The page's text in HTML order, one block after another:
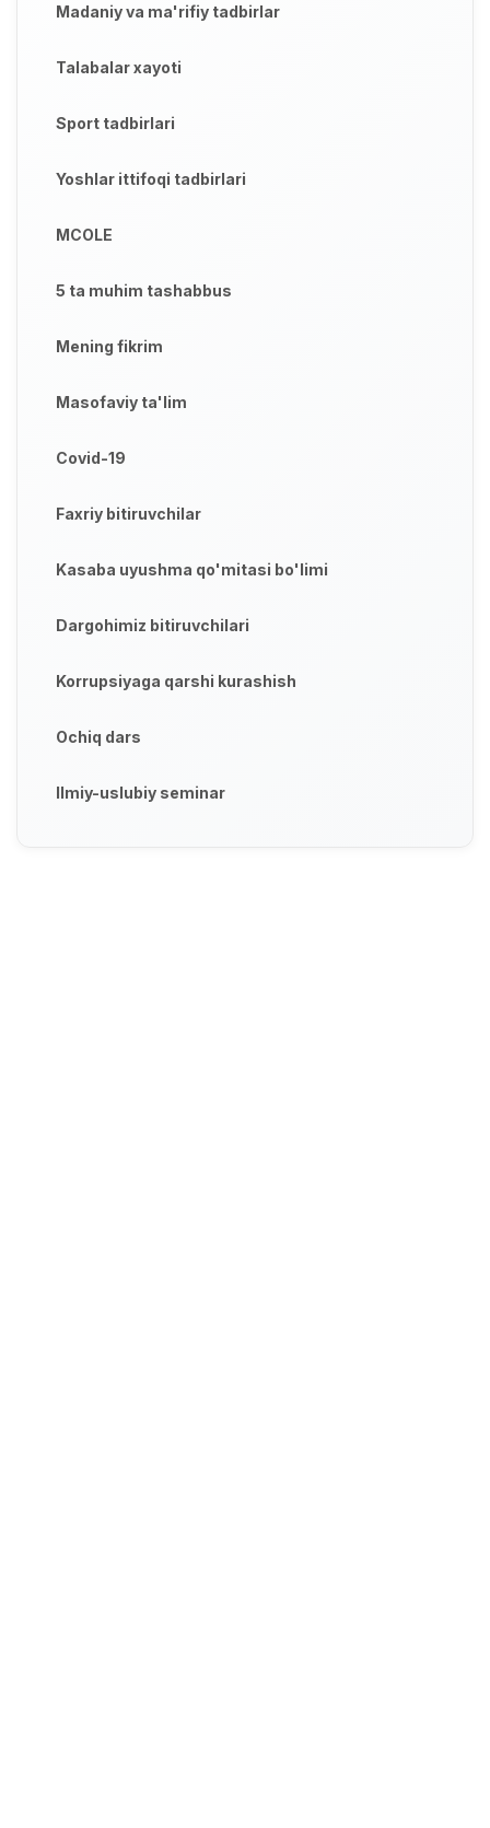
Madaniy va ma'rifiy tadbirlar
Talabalar xayoti
Sport tadbirlari
Yoshlar ittifoqi tadbirlari
MCOLE
5 ta muhim tashabbus
Mening fikrim
Masofaviy ta'lim
Covid-19
Faxriy bitiruvchilar
Kasaba uyushma qo'mitasi bo'limi
Dargohimiz bitiruvchilari
Korrupsiyaga qarshi kurashish
Ochiq dars
Ilmiy-uslubiy seminar